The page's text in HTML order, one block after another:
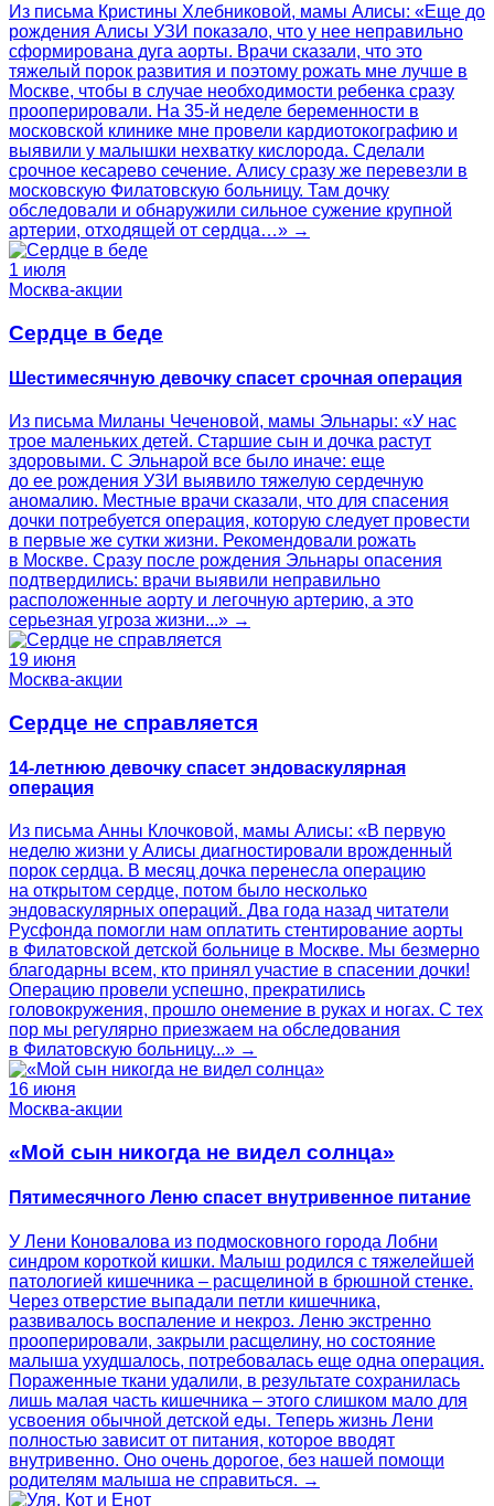
Из письма Кристины Хлебниковой, мамы Алисы: «Еще до
рождения Алисы УЗИ показало, что у нее неправильно
сформирована дуга аорты. Врачи сказали, что это
тяжелый порок развития и поэтому рожать мне лучше в
Москве, чтобы в случае необходимости ребенка сразу
прооперировали. На 35-й неделе беременности в
московской клинике мне провели кардиотокографию и
выявили у малышки нехватку кислорода. Сделали
срочное кесарево сечение. Алису сразу же перевезли в
московскую Филатовскую больницу. Там дочку
обследовали и обнаружили сильное сужение крупной
артерии, отходящей от сердца…» →
1 июля
Москва-акции
Сердце в беде
Шестимесячную девочку спасет срочная операция
Из письма Миланы Чеченовой, мамы Эльнары: «У нас
трое маленьких детей. Старшие сын и дочка растут
здоровыми. С Эльнарой все было иначе: еще
до ее рождения УЗИ выявило тяжелую сердечную
аномалию. Местные врачи сказали, что для спасения
дочки потребуется операция, которую следует провести
в первые же сутки жизни. Рекомендовали рожать
в Москве. Сразу после рождения Эльнары опасения
подтвердились: врачи выявили неправильно
расположенные аорту и легочную артерию, а это
серьезная угроза жизни...» →
19 июня
Москва-акции
Сердце не справляется
14-летнюю девочку спасет эндоваскулярная
операция
Из письма Анны Клочковой, мамы Алисы: «В первую
неделю жизни у Алисы диагностировали врожденный
порок сердца. В месяц дочка перенесла операцию
на открытом сердце, потом было несколько
эндоваскулярных операций. Два года назад читатели
Русфонда помогли нам оплатить стентирование аорты
в Филатовской детской больнице в Москве. Мы безмерно
благодарны всем, кто принял участие в спасении дочки!
Операцию провели успешно, прекратились
головокружения, прошло онемение в руках и ногах. С тех
пор мы регулярно приезжаем на обследования
в Филатовскую больницу...» →
16 июня
Москва-акции
«Мой сын никогда не видел солнца»
Пятимесячного Леню спасет внутривенное питание
У Лени Коновалова из подмосковного города Лобни
синдром короткой кишки. Малыш родился с тяжелейшей
патологией кишечника – расщелиной в брюшной стенке.
Через отверстие выпадали петли кишечника,
развивалось воспаление и некроз. Леню экстренно
прооперировали, закрыли расщелину, но состояние
малыша ухудшалось, потребовалась еще одна операция.
Пораженные ткани удалили, в результате сохранилась
лишь малая часть кишечника – этого слишком мало для
усвоения обычной детской еды. Теперь жизнь Лени
полностью зависит от питания, которое вводят
внутривенно. Оно очень дорогое, без нашей помощи
родителям малыша не справиться. →